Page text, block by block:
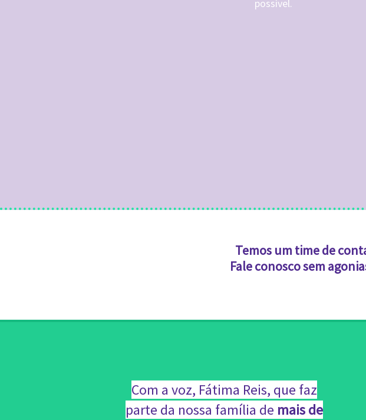
possível.
Temos um time de
Fale conosco sem
Com a voz, Fátima Reis, que faz
parte da nossa família de mais de